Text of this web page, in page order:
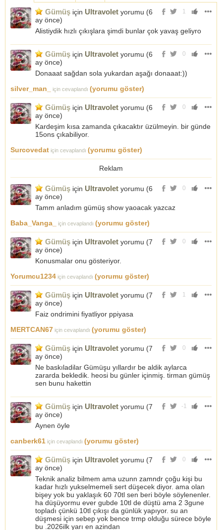
1
Gümüş için Ultravolet yorumu (6
ay önce)
Alistiydik hızlı çıkışlara şimdi bunlar çok yavaş geliyro
0
Gümüş için Ultravolet yorumu (6
ay önce)
Donaaat sağdan sola yukardan aşağı donaaat:))
silver_man_
için cevaplandı (yorumu göster)
0
Gümüş için Ultravolet yorumu (6
ay önce)
Kardeşim kısa zamanda çıkacaktır üzülmeyin. bir günde
15ons çıkabiliyor.
Surcovedat için cevaplandı (yorumu göster)
Reklam
0
Gümüş için Ultravolet yorumu (6
ay önce)
Tamm anladım gümüş show yaoacak yazcaz
Baba_Vanga_
için cevaplandı (yorumu göster)
0
Gümüş için Ultravolet yorumu (7
ay önce)
Konusmalar onu gösteriyor.
Yorumcu1234 için cevaplandı (yorumu göster)
1
Gümüş için Ultravolet yorumu (7
ay önce)
Faiz ondrimini fiyatliyor ppiyasa
MERTCAN67 için cevaplandı (yorumu göster)
0
Gümüş için Ultravolet yorumu (7
ay önce)
Ne baskıladilar Gümüşu yıllardır be aldik aylarca
zararda bekledik. heosi bu günler içinmiş. tirman gümüş
sen bunu hakettin
-1
Gümüş için Ultravolet yorumu (7
ay önce)
Aynen öyle
canberk61 için cevaplandı (yorumu göster)
0
Gümüş için Ultravolet yorumu (7
ay önce)
Teknik analiz bilmem ama uzunn zamndr çoğu kişi bu
kadar hızlı yukselmemeli sert düşecek diyor. ama olan
bişey yok bu yaklaşık 60 70tl sen beri böyle söylenenler.
ha düşüyormu ever gubde 10tl de düştü ama 2 3gune
topladı çünkü 10tl çıkışı da günlük yapıyor. su an
düşmesi için sebep yok bence trmp olduğu sürece böyle
bu .2026ilk yarı en azindan